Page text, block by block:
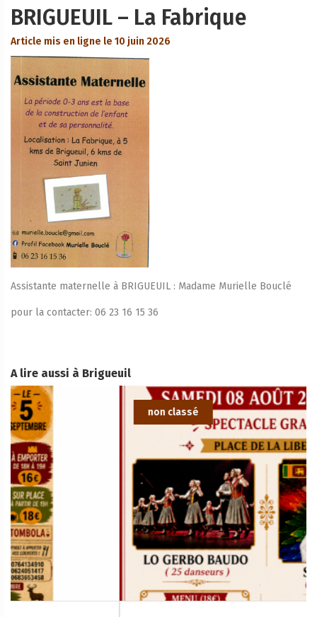
BRIGUEUIL – La Fabrique
Article mis en ligne le 10 juin 2026
Assistante maternelle à BRIGUEUIL : Madame Murielle Bouclé
pour la contacter: 06 23 16 15 36
A lire aussi à Brigueuil
non classé